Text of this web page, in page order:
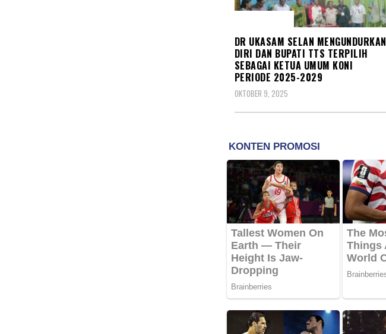
DR UKASAM SELAN MENGUNDURKAN
DIRI DAN BUPATI TTS TERPILIH
SEBAGAI KETUA UMUM KONI
PERIODE 2025-2029
OKTOBER 9, 2025